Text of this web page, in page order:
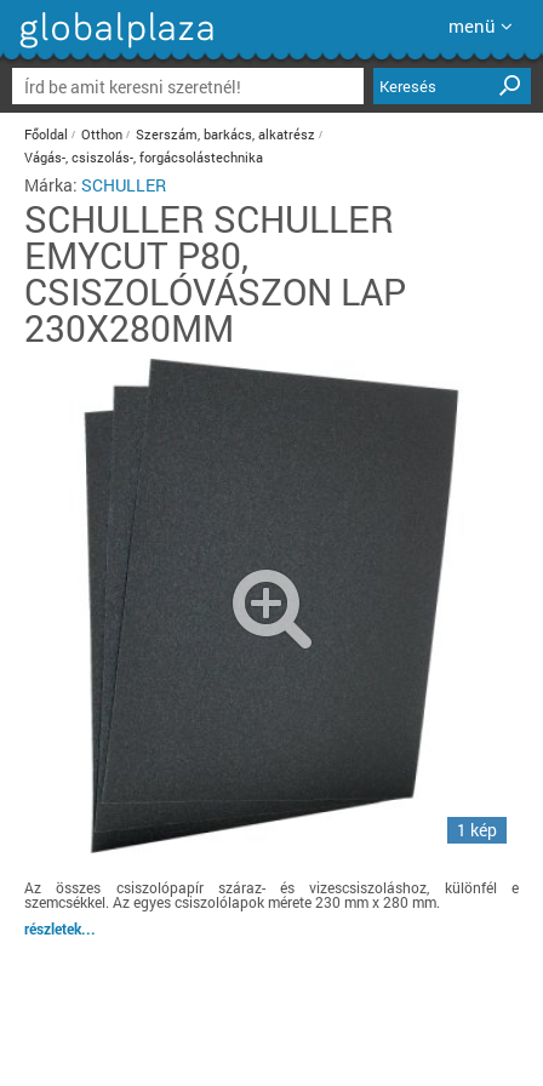
menü
Keresés
Főoldal Otthon
Szerszám, barkács, alkatrész
Vágás-, csiszolás-, forgácsolástechnika
Márka: SCHULLER
SCHULLER SCHULLER
EMYCUT P80,
CSISZOLÓVÁSZON LAP
230X280MM
1 kép
Az összes csiszolópapír száraz- és vizescsiszoláshoz, különfél e
szemcsékkel. Az egyes csiszolólapok mérete 230 mm x 280 mm.
részletek...